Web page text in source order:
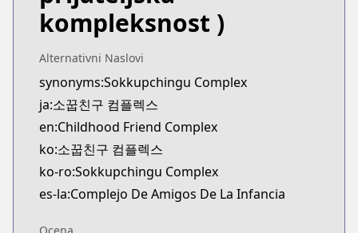
kompleksnost )
Alternativni Naslovi
synonyms:Sokkupchingu Complex
ja:소꿉친구 컴플렉스
en:Childhood Friend Complex
ko:소꿉친구 컴플렉스
ko-ro:Sokkupchingu Complex
es-la:Complejo De Amigos De La Infancia